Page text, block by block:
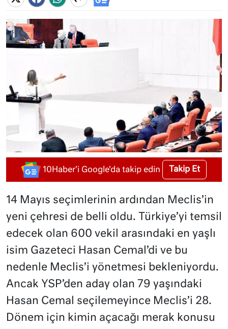
10Haber'i Google'da takip edin Takip Et
14 Mayıs seçimlerinin ardından Meclis’in
yeni çehresi de belli oldu. Türkiye’yi temsil
edecek olan 600 vekil arasındaki en yaşlı
isim Gazeteci Hasan Cemal’di ve bu
nedenle Meclis’i yönetmesi bekleniyordu.
Ancak YSP’den aday olan 79 yaşındaki
Hasan Cemal seçilemeyince Meclis’i 28.
Dönem için kimin açacağı merak konusu